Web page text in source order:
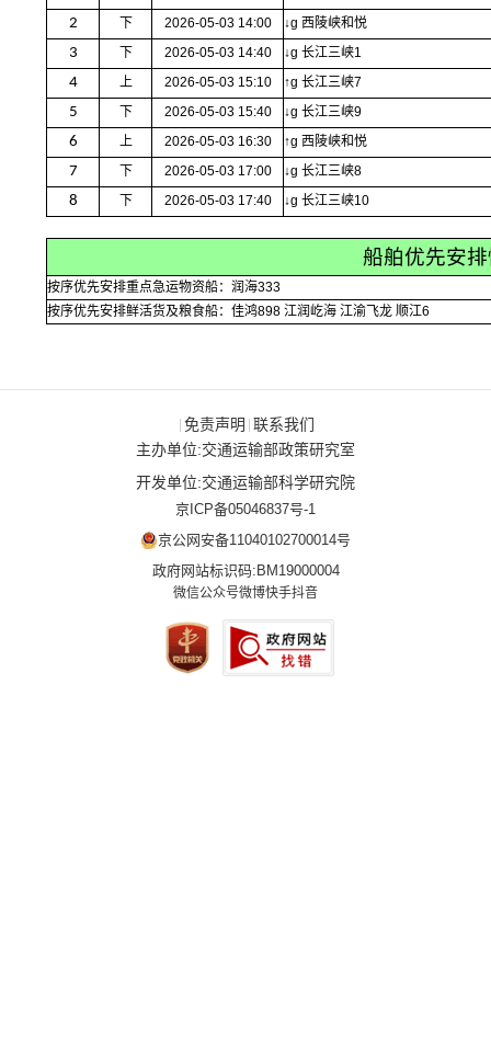
2 下 2026-05-03 14:00 ↓g 西陵峡和悦
3 下 2026-05-03 14:40 ↓g 长江三峡1
4 上 2026-05-03 15:10 ↑g 长江三峡7
5 下 2026-05-03 15:40 ↓g 长江三峡9
6 上 2026-05-03 16:30 ↑g 西陵峡和悦
7 下 2026-05-03 17:00 ↓g 长江三峡8
8 下 2026-05-03 17:40 ↓g 长江三峡10
船舶优先安
按序优先安排重点急运物资船：润海333
按序优先安排鲜活货及粮食船：佳鸿898 江润屹海 江渝飞龙 顺江6
| 免责声明 | 联系我们
主办单位:交通运输部政策研究室
开发单位:交通运输部科学研究院
京ICP备05046837号-1
京公网安备11040102700014号
政府网站标识码:BM19000004
微信公众号微博快手抖音